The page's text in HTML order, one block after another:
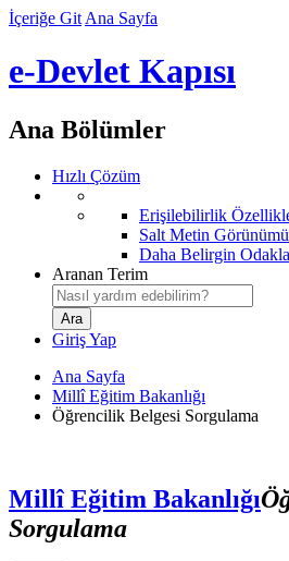
İçeriğe Git Ana Sayfa
e-Devlet Kapısı
Ana Bölümler
Hızlı Çözüm
Erişilebilirlik
Salt Metin Görünümü
Daha Belirgin
Aranan Terim
Giriş Yap
Ana Sayfa
Millî Eğitim Bakanlığı
Öğrencilik Belgesi Sorgulama
Millî Eğitim Bakanlığı
Sorgulama